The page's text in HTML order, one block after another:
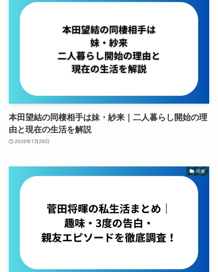
本田望結の同棲相手は妹・紗来｜二人暮らし開始の理
由と現在の生活を解説
2026年7月29日
俳優